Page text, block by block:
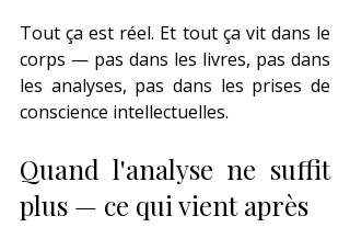
Tout ça est réel. Et tout ça vit dans le
corps — pas dans les livres, pas dans
les analyses, pas dans les prises de
conscience intellectuelles.
Quand l'analyse ne suffit
plus — ce qui vient après